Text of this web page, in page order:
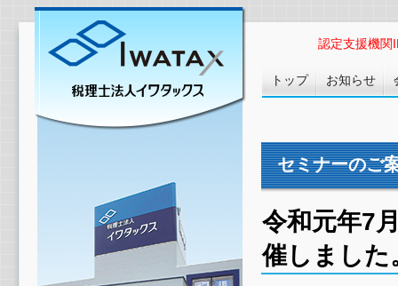
認定支援機関
セミナーのご
令和元年7
催しました
トップ お知らせ